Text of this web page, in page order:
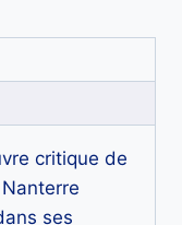
critique de
ses